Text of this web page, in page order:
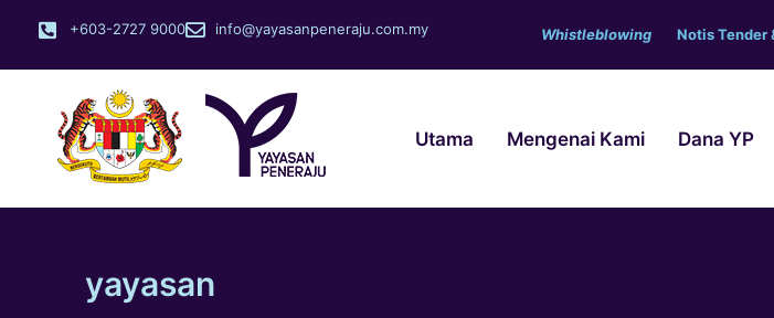
+603-2727 9000 info@yayasanpeneraju.com.my Whistleblowing Notis Tender
Utama Mengenai Kami Dana YP
yayasan